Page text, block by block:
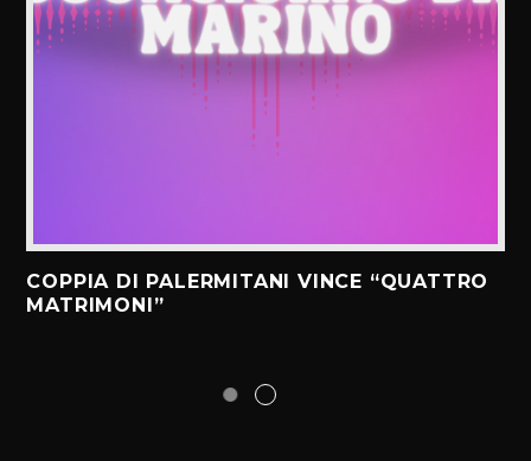
COPPIA DI PALERMITANI VINCE “QUATTRO
MATRIMONI”